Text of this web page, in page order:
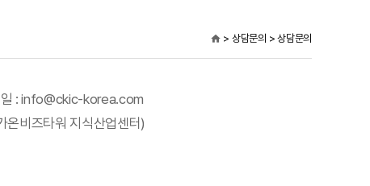
home > 상담문의 > 상담문의
: info@ckic-korea.com
비즈타워 지식산업센터)